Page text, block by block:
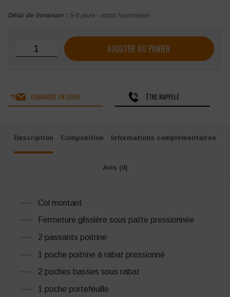
Délai de livraison : 5-8 jours - stock fournisseur
quantité de Combinaison industrie Molinel Invict 5S+
AJOUTER AU PANIER
DEMANDER UN DEVIS ÊTRE RAPPELÉ
Description Composition Informations complémentaires
Avis (0)
Col montant
Fermeture glissière sous patte pressionnée
2 passants poitrine
1 poche poitrine à rabat pressionné
2 poches basses sous rabat
1 poche portefeuille